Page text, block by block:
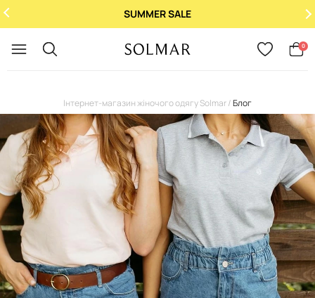
При купівлі 2 ароматів - 3-й у подарунок!
0
Інтернет-магазин жіночого одягу Solmar Блог